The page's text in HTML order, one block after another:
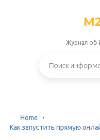
Журнал об
Home
Как запустить прямую